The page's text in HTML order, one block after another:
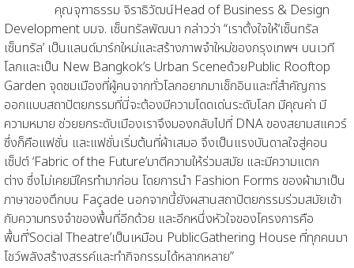
คุณจุฑาธรรม จิราธิวัฒน์Head of Business & Design
Development บมจ. เซ็นทรัลพัฒนา กล่าวว่า “เราตั้งใจให้‘เซ็นทรัล
เซ็นทรัล’ เป็นแลนด์มาร์กใหม่และสร้างภาพจำใหม่ของกรุงเทพฯ บนเวที
โลกและเป็น New Bangkok’s Urban Sceneด้วยPublic Rooftop
Garden จุดชมเมืองที่ผู้คนจากทั่วโลกอยากมาเช็กอินและที่สำคัญการ
ออกแบบสถาปัตยกรรมที่นี่จะต้องมีความโดดเด่นระดับโลก มีคุณค่า มี
ความหมาย ช่วยยกระดับเมืองเราจึงมองกลับไปที่ DNAของสยามสแควร์
ซึ่งก็คือแฟชั่น และแฟชั่นเริ่มต้นที่ผ้าเสมอ จึงเป็นแรงบันดาลใจสู่คอน
เซ็ปต์‘Fabric of the Future’มาตีความให้ร่วมสมัย และมีความแตก
ต่าง ซึ่งไม่เคยมีใครทำมาก่อน โดยการนำ Fashion Forms ของผ้ามาเป็น
ภาษาของตึกบน Façade นอกจากนี้ยังผสานสถาปัตยกรรมร่วมสมัยเข้า
กับความทรงจำของพื้นที่อีกด้วย และอีกหนึ่งหัวใจของโครงการคือ
พื้นที่‘Social Theatre’เป็นเหมือน PublicGathering House ที่ทุกคนมา
โชว์พลังสร้างสรรค์และทำกิจกรรมได้หลากหลาย”